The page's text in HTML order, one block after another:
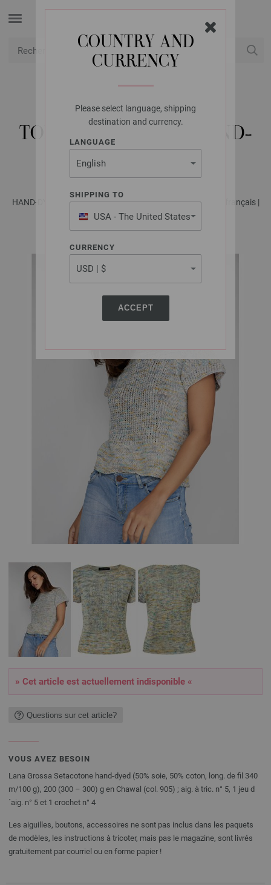
COUNTRY AND
CURRENCY
Please select language, shipping
destination and currency.
LANGUAGE
SHIPPING TO
USA - The United States
of America
CURRENCY
ACCEPT
LANA GROSSA
TOP SETACOTONE HAND-
DYED
HAND-DYED No. 2 - Magazine allemand + explications en français |
Modèle 27
» Cet article est actuellement indisponible «
Questions sur cet article?
VOUS AVEZ BESOIN
Lana Grossa Setacotone hand-dyed (50% soie, 50% coton, long. de fil 340
m/100 g), 200 (300 – 300) g en Chawal (col. 905) ; aig. à tric. n° 5, 1 jeu d
´aig. n° 5 et 1 crochet n° 4
Les aiguilles, boutons, accessoires ne sont pas inclus dans les paquets
de modèles, les instructions à tricoter, mais pas le magazine, sont livrés
gratuitement par courriel ou en forme papier !